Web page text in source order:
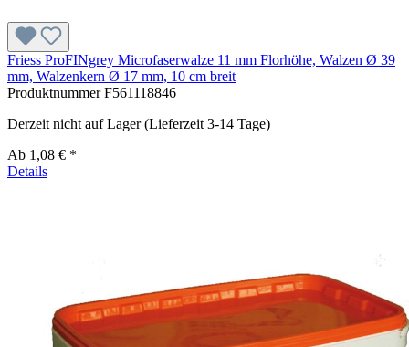
Friess ProFINgrey Microfaserwalze 11 mm Florhöhe, Walzen Ø 39
mm, Walzenkern Ø 17 mm, 10 cm breit
ProduktnummerF561118846
Derzeit nicht auf Lager (Lieferzeit 3-14 Tage)
Ab 1,08 € *
Details